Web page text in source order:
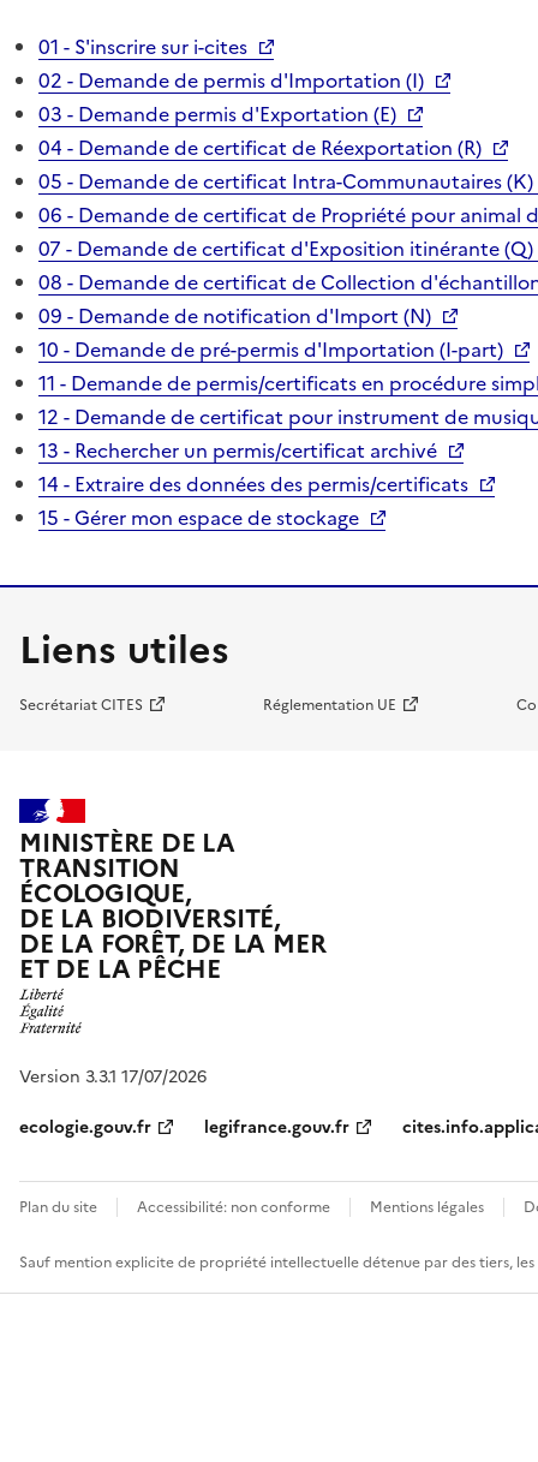
01 - S'inscrire sur i-cites
02 - Demande de permis d'Importation (I)
03 - Demande permis d'Exportation (E)
04 - Demande de certificat de Réexportation (R)
05 - Demande de certificat Intra-Communautaires (K)
06 - Demande de certificat de Propriété pour animal
07 - Demande de certificat d'Exposition itinérante (Q)
08 - Demande de certificat de Collection
09 - Demande de notification d'Import (N)
10 - Demande de pré-permis d'Importation (I-part)
11 - Demande de permis/certificats en procédure
12 - Demande de certificat pour instrument de
13 - Rechercher un permis/certificat archivé
14 - Extraire des données des permis/certificats
15 - Gérer mon espace de stockage
Liens utiles
Secrétariat CITES Réglementation UE
MINISTÈRE DE LA
TRANSITION
ÉCOLOGIQUE,
DE LA BIODIVERSITÉ,
DE LA FORÊT, DE LA MER
ET DE LA PÊCHE
Version 3.3.1 17/07/2026
ecologie.gouv.fr
legifrance.gouv.fr
Plan du site Accessibilité: non conforme Mentions légales
Sauf mention explicite de propriété intellectuelle détenue par des tiers,